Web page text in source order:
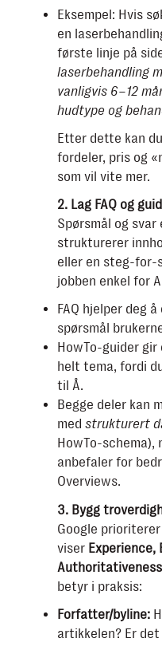
Eksempel: Hvis
en
første linje på
laserbehandling
vanligvis 6–12
hudtype og
Etter dette kan
fordeler, pris og
som vil vite mer.
2. Lag FAQ og
Spørsmål og svar
strukturerer
eller en steg-for-
jobben enkel for
FAQ hjelper deg
spørsmål
HowTo-guider
helt tema, fordi
til Å.
Begge deler kan
med strukturert
HowTo-schema),
anbefaler for
Overviews.
3. Bygg
Google
viser Experience,
betyr i praksis:
Forfatter/byline:
artikkelen? Er